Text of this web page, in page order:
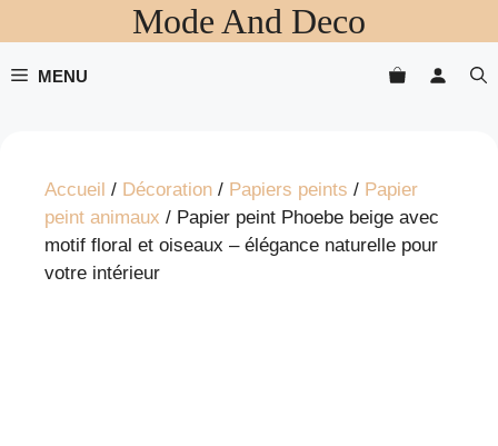
au
contenu
Mode And Deco
MENU
Accueil / Décoration / Papiers peints / Papier
peint animaux / Papier peint Phoebe beige avec
motif floral et oiseaux – élégance naturelle pour
votre intérieur